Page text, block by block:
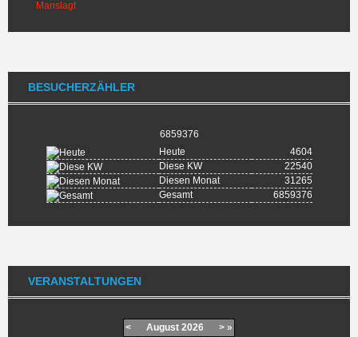
BESUCHERZÄHLER
6859376
Heute
4604
Diese KW
22540
Diesen Monat
31265
Gesamt
6859376
VERANSTALTUNGEN
< August 2026 > »